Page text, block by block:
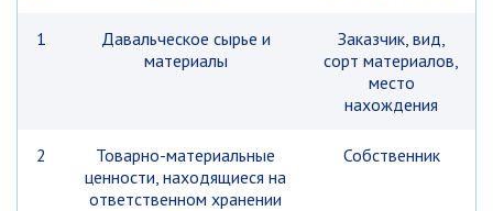
1
Давальческое сырье и
материалы
Заказчик, вид,
сорт материалов,
место
нахождения
2
Товарно-материальные
ценности, находящиеся на
ответственном хранении
Собственник